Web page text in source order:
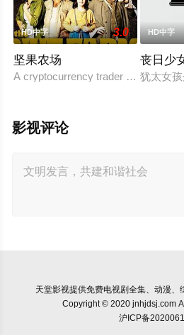
HD中字 3.0
坚果农场
A cryptocurrency trader from San
HD中字
丧日少
犹太女
影视评论
天堂影视提供免费电视剧全集、动漫、
Copyright © 2020 jnhjdsj.com
沪ICP备